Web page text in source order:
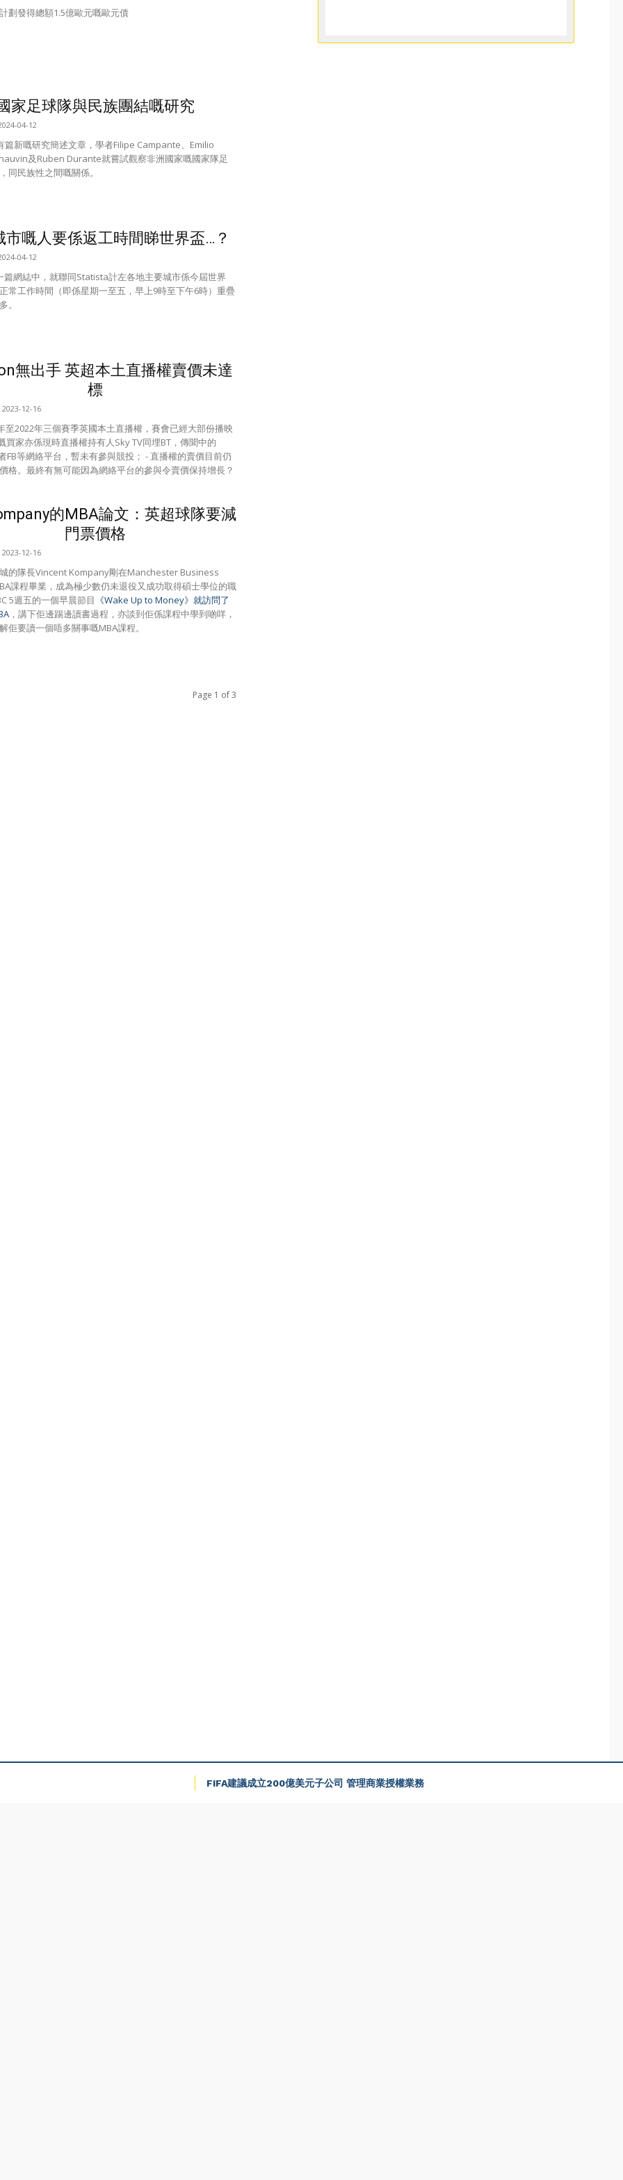
FIFA建議成立200億美元子公司 管理商業授權業務
劃發得總額1.5億歐元嘅歐元債
家足球隊與民族團結嘅研究
04-12
篇新嘅研究簡述文章，學者Filipe Campante、Emilio
及Ruben Durante就嘗試觀察非洲國家嘅國家隊足
同民族性之間嘅關係。
市嘅人要係返工時間睇世界盃…？
04-12
篇網綕中，就聯同Statista計左各地主要城市係今屆世界
常工作時間（即係星期一至五，早上9時至下午6時）重疊
。
無出手 英超本土直播權賣價未達
標
2023-12-16
至2022年三個賽季英國本土直播權，賽會已經大部份播映
買家亦係現時直播權持有人Sky TV同埋BT，傳聞中的
FB等網絡平台，暫未有參與競投； - 直播權的賣價目前仍
格。最終有無可能因為網絡平台的參與令賣價保持增長？
的MBA論文：英超球隊要減
門票價格
2023-12-16
的隊長Vincent Kompany剛在Manchester Business
課程畢業，成為極少數仍未退役又成功取得碩士學位的職
5週五的一個早晨節目 《Wake Up to Money》就訪問了
，講下佢邊踢邊讀書過程，亦談到佢係課程中學到啲咩，
佢要讀一個唔多關事嘅MBA課程。
Page 1 of 3